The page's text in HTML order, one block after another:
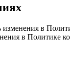
изменения в
в Политике